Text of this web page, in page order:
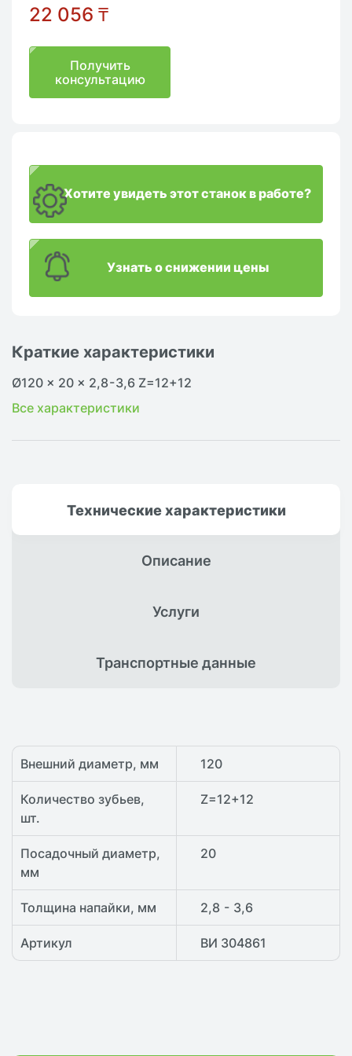
Краткие характеристики
Ø120 x 20 x 2,8 - 3,6 Z=12+12
Все характеристики
22 056 ₸
Получить
консультацию
Хотите увидеть этот станок в работе?
Узнать о снижении цены
Техническиехарактеристики
Описание
Услуги
Транспортныеданные
Внешний диаметр, мм 120
Количество зубьев,
шт.
Z=12+12
Посадочный диаметр,
мм
20
Толщина напайки, мм 2,8 - 3,6
Артикул ВИ 304861